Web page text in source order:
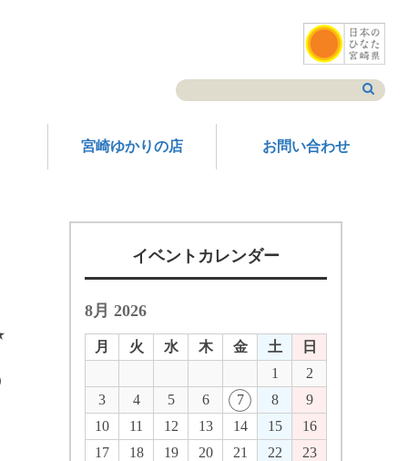
宮崎ゆかりの店 お問い合わせ
イベントカレンダー
8月 2026
月 火 水 木 金 土
日
1
2
3
4 5 6 7 8
9
10
11 12 13 14 15
16
17
18 19 20 21 22
23